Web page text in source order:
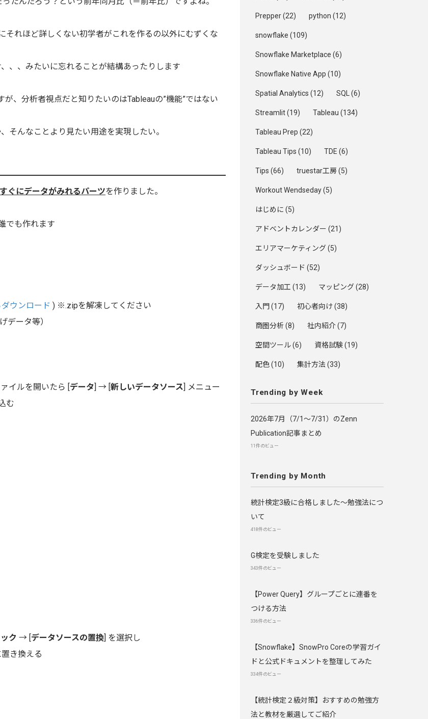
それほど詳しくない初学者がこれを作るの以外にむずくな
、、みたいに忘れることが結構あったりします
、分析者視点だと知りたいのはTableauの”機能”ではない
そんなことより見たい用途を実現したい。
ぐにデータがみれるパーツを作りました。
でも作れます
ウンロード ) ※.zipを解凍してください
データ等）
イルを開いたら [データ] → [新しいデータソース] メニュー
む
ク → [ データソースの置換 ] を選択し
き換える
Prepper(22) python (12)
snowflake (109)
Snowflake Marketplace (6)
Snowflake Native App (10)
Spatial Analytics (12) SQL (6)
Streamlit(19) Tableau (134)
Tableau Prep (22)
Tableau Tips (10) TDE (6)
Tips (66) truestar工房(5)
Workout Wendseday(5)
はじめに (5)
アドベントカレンダー (21)
エリアマーケティング(5)
ダッシュボード (52)
データ加工 (13) マッピング(28)
入門(17) 初心者向け(38)
商圏分析(8) 社内紹介(7)
空間ツール(6) 資格試験(19)
配色(10) 集計方法 (33)
Trending by Week
2026年7月（7/1〜7/31）のZenn
Publication記事まとめ
11件のビュー
Trending by Month
統計検定3級に合格しました～勉強法につ
いて
418件のビュー
G検定を受験しました
343件のビュー
【Power Query】グループごとに連番を
つける方法
336件のビュー
【Snowflake】SnowPro Coreの学習ガイ
ドと公式ドキュメントを整理してみた
334件のビュー
【統計検定２級対策】おすすめの勉強方
法と教材を厳選してご紹介